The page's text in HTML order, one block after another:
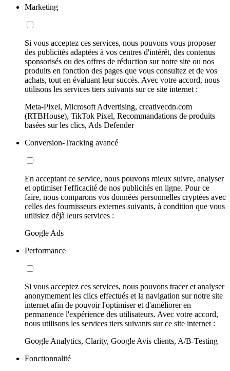
Marketing
Si vous acceptez ces services, nous pouvons vous proposer
des publicités adaptées à vos centres d'intérêt, des contenus
sponsorisés ou des offres de réduction sur notre site ou nos
produits en fonction des pages que vous consultez et de vos
achats, tout en évaluant leur succès. Avec votre accord, nous
utilisons les services tiers suivants sur ce site internet :
Meta-Pixel, Microsoft Advertising, creativecdn.com
(RTBHouse), TikTok Pixel, Recommandations de produits
basées sur les clics, Ads Defender
Conversion-Tracking avancé
En acceptant ce service, nous pouvons mieux suivre, analyser
et optimiser l'efficacité de nos publicités en ligne. Pour ce
faire, nous comparons vos données personnelles cryptées avec
celles des fournisseurs externes suivants, à condition que vous
utilisiez déjà leurs services :
Google Ads
Performance
Si vous acceptez ces services, nous pouvons tracer et analyser
anonymement les clics effectués et la navigation sur notre site
internet afin de pouvoir l'optimiser et d'améliorer en
permanence l'expérience des utilisateurs. Avec votre accord,
nous utilisons les services tiers suivants sur ce site internet :
Google Analytics, Clarity, Google Avis clients, A/B-Testing
Fonctionnalité